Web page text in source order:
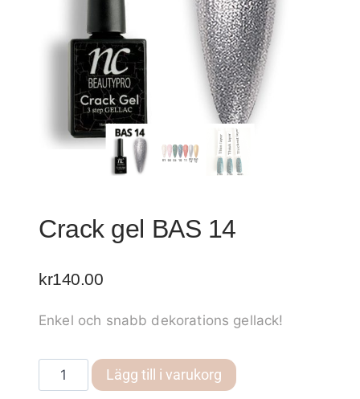
Crack gel BAS 14
kr140.00
Enkel och snabb dekorations gellack!
Crack
gel
Lägg till i varukorg